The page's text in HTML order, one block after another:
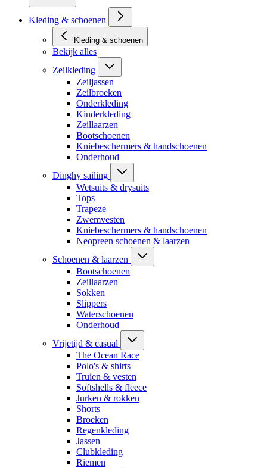
Kleding & schoenen
Kleding & schoenen
Bekijk alles
Zeilkleding
Zeiljassen
Zeilbroeken
Onderkleding
Kinderkleding
Zeillaarzen
Bootschoenen
Kniebeschermers & handschoenen
Onderhoud
Dinghy sailing
Wetsuits & drysuits
Tops
Trapeze
Zwemvesten
Kniebeschermers & handschoenen
Neopreen schoenen & laarzen
Schoenen & laarzen
Bootschoenen
Zeillaarzen
Sokken
Slippers
Waterschoenen
Onderhoud
Vrijetijd & casual
The Ocean Race
Polo's & shirts
Truien & vesten
Softshells & fleece
Jurken & rokken
Shorts
Broeken
Regenkleding
Jassen
Clubkleding
Riemen